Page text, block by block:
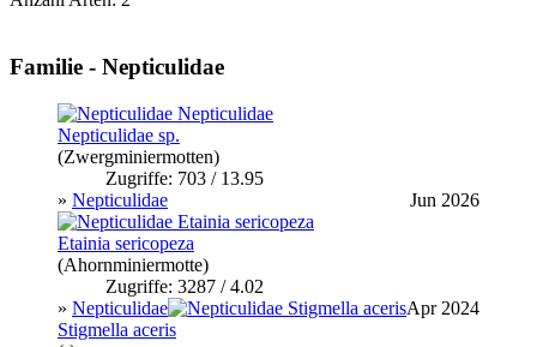
Familie - Nepticulidae
Nepticulidae sp.
(Zwergminiermotten)
Zugriffe: 703 / 13.95
» Nepticulidae Jun 2026
Etainia sericopeza
(Ahornminiermotte)
Zugriffe: 3287 / 4.02
» Nepticulidae
Apr 2024
Stigmella aceris